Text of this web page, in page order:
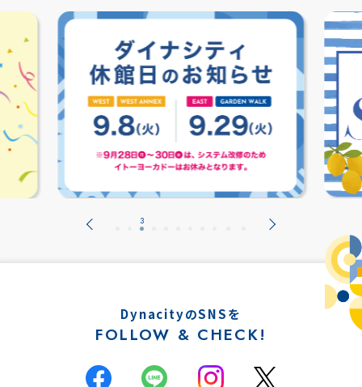
DynacityのSNSを
FOLLOW & CHECK!